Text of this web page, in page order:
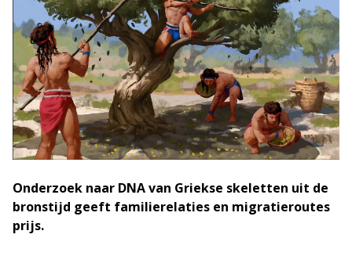
Onderzoek naar DNA van Griekse skeletten uit de
bronstijd geeft familierelaties en migratieroutes
prijs.